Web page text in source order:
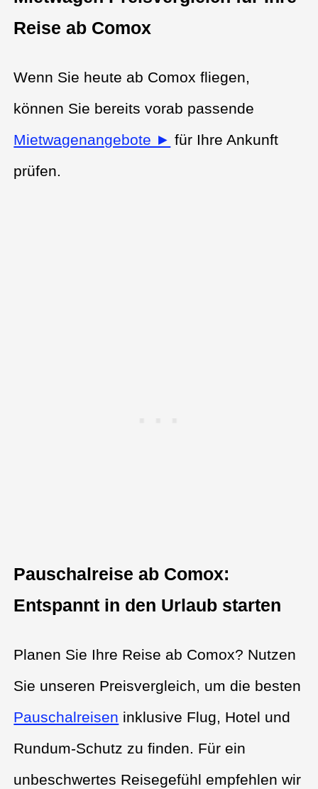
Reise ab Comox
Wenn Sie heute ab Comox fliegen,
können Sie bereits vorab passende
Mietwagenangebote ► für Ihre Ankunft
prüfen.
Pauschalreise ab Comox:
Entspannt in den Urlaub starten
Planen Sie Ihre Reise ab Comox? Nutzen
Sie unseren Preisvergleich, um die besten
Pauschalreisen inklusive Flug, Hotel und
Rundum-Schutz zu finden. Für ein
unbeschwertes Reisegefühl empfehlen wir